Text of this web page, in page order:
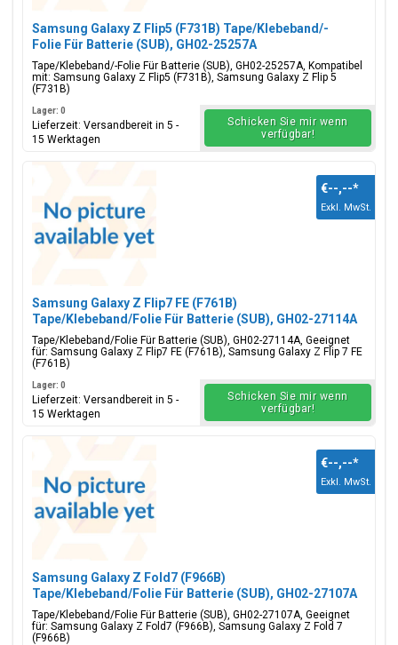
Samsung Galaxy Z Flip5 (F731B) Tape/Klebeband/-
Folie Für Batterie (SUB), GH02-25257A
Tape/Klebeband/-Folie Für Batterie (SUB), GH02-25257A, Kompatibel
mit: Samsung Galaxy Z Flip5 (F731B), Samsung Galaxy Z Flip 5
(F731B)
Lager: 0
Lieferzeit: Versandbereit in 5 -
15 Werktagen
Schicken Sie mir wenn
verfügbar!
Samsung Galaxy Z Flip7 FE (F761B)
Tape/Klebeband/Folie Für Batterie (SUB), GH02-27114A
Tape/Klebeband/Folie Für Batterie (SUB), GH02-27114A, Geeignet
für: Samsung Galaxy Z Flip7 FE (F761B), Samsung Galaxy Z Flip 7 FE
(F761B)
€--,--*
Exkl. MwSt.
Lager: 0
Lieferzeit: Versandbereit in 5 -
15 Werktagen
Schicken Sie mir wenn
verfügbar!
Samsung Galaxy Z Fold7 (F966B)
Tape/Klebeband/Folie Für Batterie (SUB), GH02-27107A
Tape/Klebeband/Folie Für Batterie (SUB), GH02-27107A, Geeignet
für: Samsung Galaxy Z Fold7 (F966B), Samsung Galaxy Z Fold 7
(F966B)
€--,--*
Exkl. MwSt.